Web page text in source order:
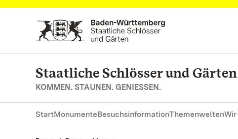
Zum Hauptinhalt springen
Staatliche Schlösser und
KOMMEN. STAUNEN. GENIESSEN.
StartMonumenteBesuchsinformationThemenwelten